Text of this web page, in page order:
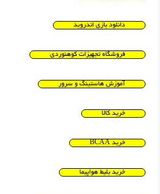
دانلود بازی اندروید
فروشگاه تجهیزات کوهنوردی
آموزش هاستینگ و سرور
خرید کالا
خرید BCAA
خرید بلیط هواپیما